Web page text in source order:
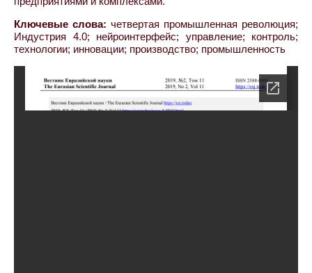
Ключевые слова: четвертая промышленная революция;
Индустрия 4.0; нейроинтерфейс; управление; контроль;
технологии; инновации; производство; промышленность